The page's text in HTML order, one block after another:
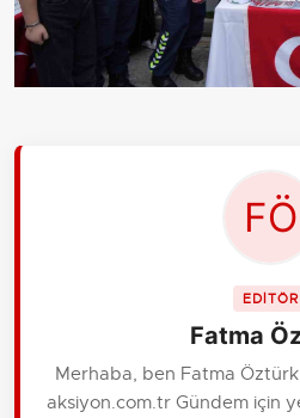
EDİTÖR
Fatma
Merhaba, ben Fatma
aksiyon.com.tr Gündem için